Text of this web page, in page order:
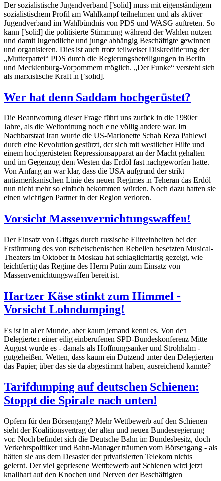
Der sozialistische Jugendverband [’solid] muss mit eigenständigem
sozialistischem Profil am Wahlkampf teilnehmen und als aktiver
Jugendverband im Wahlbündnis von PDS und WASG auftreten. So
kann [’solid] die politisierte Stimmung während der Wahlen nutzen
und damit Jugendliche und junge abhängig Beschäftigte gewinnen
und organisieren. Dies ist auch trotz teilweiser Diskreditierung der
„Mutterpartei“ PDS durch die Regierungsbeteiligungen in Berlin
und Mecklenburg-Vorpommern möglich. „Der Funke“ versteht sich
als marxistische Kraft in [’solid].
Wer hat denn Saddam hochgerüstet?
Die Beantwortung dieser Frage führt uns zurück in die 1980er
Jahre, als die Weltordnung noch eine völlig andere war. Im
Nachbarstaat Iran wurde die US-Marionette Schah Reza Pahlewi
durch eine Revolution gestürzt, der sich mit westlicher Hilfe und
einem hochgerüsteten Repressionsapparat an der Macht gehalten
und im Gegenzug dem Westen das Erdöl fast nachgeworfen hatte.
Von Anfang an war klar, dass die USA aufgrund der strikt
antiamerikanischen Linie des neuen Regimes in Teheran das Erdöl
nun nicht mehr so einfach bekommen würden. Noch dazu hatten sie
einen wichtigen Partner in der Region verloren.
Vorsicht Massenvernichtungswaffen!
Der Einsatz von Giftgas durch russische Eliteeinheiten bei der
Erstürmung des von tschetschenischen Rebellen besetzten Musical-
Theaters im Oktober in Moskau hat schlaglichtartig gezeigt, wie
leichtfertig das Regime des Herrn Putin zum Einsatz von
Massenvernichtungswaffen bereit ist.
Hartzer Käse stinkt zum Himmel -
Vorsicht Lohndumping!
Es ist in aller Munde, aber kaum jemand kennt es. Von den
Delegierten einer eilig einberufenen SPD-Bundeskonferenz Mitte
August wurde es - damals als Hoffnungsanker und Strohhalm -
gutgeheißen. Wetten, dass kaum ein Dutzend unter den Delegierten
das Papier, über das sie da abgestimmt haben, ausreichend kannte?
Tarifdumping auf deutschen Schienen:
Stoppt die Spirale nach unten!
Opfern für den Börsengang? Mehr Wettbewerb auf den Schienen
sieht der Koalitionsvertrag der alten und neuen Bundesregierung
vor. Noch befindet sich die Deutsche Bahn im Bundesbesitz, doch
Verkehrspolitiker und Bahn-Manager träumen vom Börsengang - als
hätten sie aus dem Desaster der privatisierten Telekom nichts
gelernt. Der viel gepriesene Wettbewerb auf Schienen wird jetzt
knallhart auf den Knochen und Nerven der Beschäftigten